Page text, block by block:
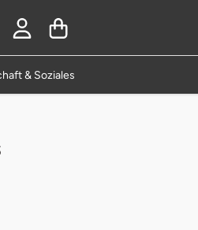
eingeben, Vorschläge
& Soziales